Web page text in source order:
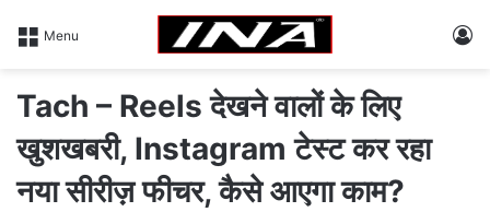
Menu
Tach – Reels देखने वालों के लिए
खुशखबरी, Instagram टेस्ट कर रहा
नया सीरीज़ फीचर, कैसे आएगा काम?